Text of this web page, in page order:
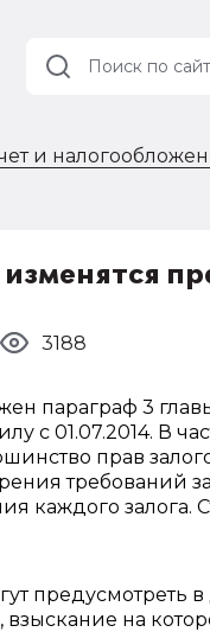
и
3188
параграф 3
с 01.07.2014. В
прав
требований
каждого залога.
предусмотреть
взыскание на